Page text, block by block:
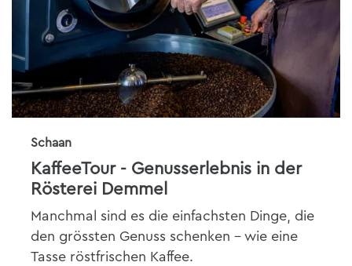
Schaan
KaffeeTour - Genusserlebnis in der
Rösterei Demmel
Manchmal sind es die einfachsten Dinge, die
den grössten Genuss schenken – wie eine
Tasse röstfrischen Kaffee.